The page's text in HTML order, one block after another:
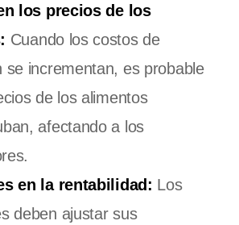
los precios de los
Cuando los costos de
se incrementan, es probable
de los alimentos
afectando a los
en la rentabilidad: Los
deben ajustar sus